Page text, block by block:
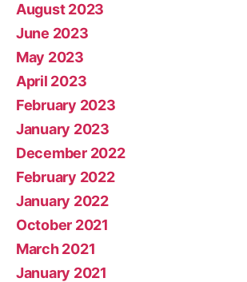
August 2023
June 2023
May 2023
April 2023
February 2023
January 2023
December 2022
February 2022
January 2022
October 2021
March 2021
January 2021